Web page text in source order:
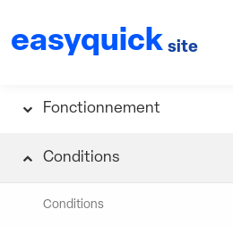
easyquick site
Fonctionnement
Conditions
Conditions